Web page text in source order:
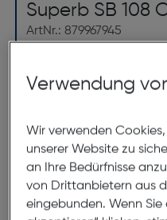
Superb SB 108
ArtNr.: 879967945
ein großes Blickfeld
dieses Design Heute im
Top-modern, und
höchstem modischen
Verwendung
Wir verwenden
unserer Website zu
an Ihre Bedürfnisse
von Drittanbietern aus
eingebunden. Wenn Sie